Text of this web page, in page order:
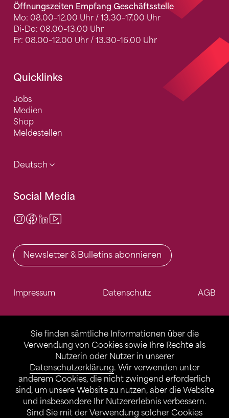
Sie finden sämtliche Informationen über die
Verwendung von Cookies sowie Ihre Rechte als
Nutzerin oder Nutzer in unserer
Datenschutzerklärung. Wir verwenden unter
anderem Cookies, die nicht zwingend erforderlich
sind, um unsere Website zu nutzen, aber die Website
und insbesondere Ihr Nutzererlebnis verbessern.
Sind Sie mit der Verwendung solcher Cookies
Öffnungszeiten Empfang Geschäftsstelle
Mo: 08.00–12.00 Uhr / 13.30–17.00 Uhr
Di-Do: 08.00–13.00 Uhr
Fr: 08.00–12.00 Uhr / 13.30–16.00 Uhr
Quicklinks
Jobs
Medien
Shop
Meldestellen
Deutsch
Social Media
Instagram
Facebook
LinkedIn
Newsletter & Bulletins abonnieren
Impressum Datenschutz AGB